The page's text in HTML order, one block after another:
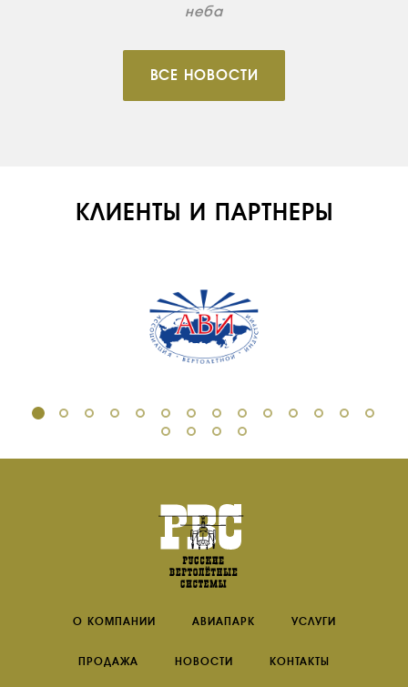
неба
ВСЕ НОВОСТИ
КЛИЕНТЫ И ПАРТНЕРЫ
О КОМПАНИИ АВИАПАРК УСЛУГИ
ПРОДАЖА НОВОСТИ КОНТАКТЫ